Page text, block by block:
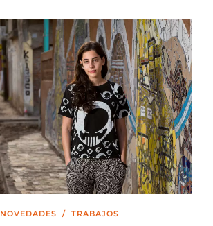
NOVEDADES /TRABAJOS